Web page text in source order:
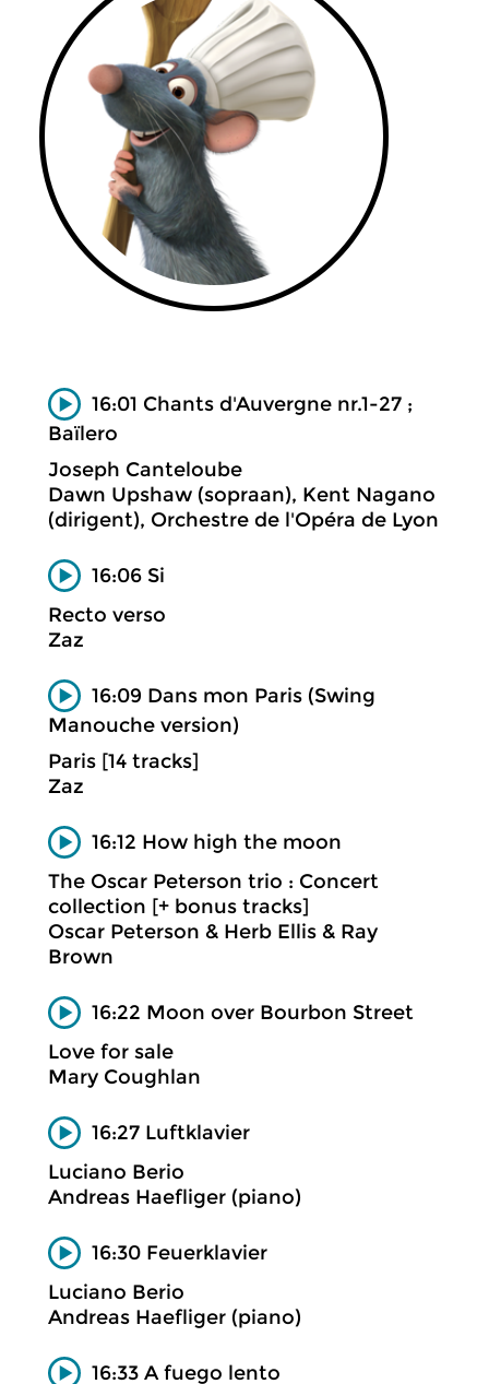
16:01 Chants d'Auvergne nr.1-27 ;
Baïlero
Joseph Canteloube
Dawn Upshaw (sopraan), Kent Nagano
(dirigent), Orchestre de l'Opéra de Lyon
16:06 Si
Recto verso
Zaz
16:09 Dans mon Paris (Swing
Manouche version)
Paris [14 tracks]
Zaz
16:12 How high the moon
The Oscar Peterson trio : Concert
collection [+ bonus tracks]
Oscar Peterson & Herb Ellis & Ray
Brown
16:22 Moon over Bourbon Street
Love for sale
Mary Coughlan
16:27 Luftklavier
Luciano Berio
Andreas Haefliger (piano)
16:30 Feuerklavier
Luciano Berio
Andreas Haefliger (piano)
16:33 A fuego lento